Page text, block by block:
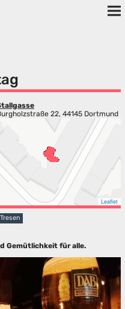
22, 44145 Dortmund
Leaflet
Tresen
Gemütlichkeit für alle.